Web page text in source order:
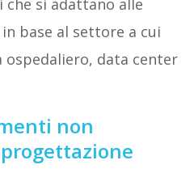
base al settore a cui
ospedaliero, data center
non